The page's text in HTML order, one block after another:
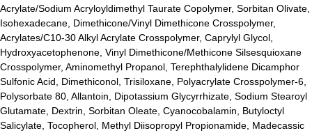
Acrylate/Sodium Acryloyldimethyl Taurate Copolymer, Sorbitan Olivate,
Isohexadecane, Dimethicone/Vinyl Dimethicone Crosspolymer,
Acrylates/C10-30 Alkyl Acrylate Crosspolymer, Caprylyl Glycol,
Hydroxyacetophenone, Vinyl Dimethicone/Methicone Silsesquioxane
Crosspolymer, Aminomethyl Propanol, Terephthalylidene Dicamphor
Sulfonic Acid, Dimethiconol, Trisiloxane, Polyacrylate Crosspolymer-6,
Polysorbate 80, Allantoin, Dipotassium Glycyrrhizate, Sodium Stearoyl
Glutamate, Dextrin, Sorbitan Oleate, Cyanocobalamin, Butyloctyl
Salicylate, Tocopherol, Methyl Diisopropyl Propionamide, Madecassic
Лучшие бренды корейской
и европейской косметики